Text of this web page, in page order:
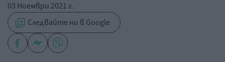
03 Ноември 2021 г.
Следвайте ни в Google